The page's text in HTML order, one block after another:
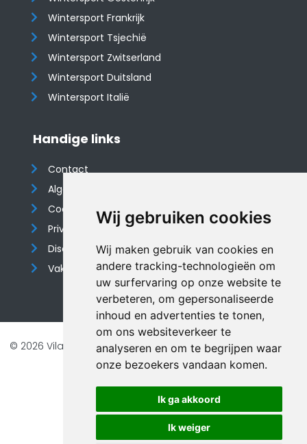
Wij gebruiken cookies
Wij maken gebruik van cookies en
andere tracking-technologieën om
uw surfervaring op onze website te
verbeteren, om gepersonaliseerde
inhoud en advertenties te tonen,
om ons websiteverkeer te
analyseren en om te begrijpen waar
onze bezoekers vandaan komen.
Ik ga akkoord
Ik weiger
Wintersport Frankrijk
Wintersport Tsjechië
Wintersport Zwitserland
Wintersport Duitsland
Wintersport Italië
Handige links
Contact
Algemene voorwaarden
Cookieverklaring
Privacyverklaring
Disclaimer
Vakantiehuis website
© 2026 Vilando Vakantiehuizen |Website door FalcoTravel
Veilig online betalen met